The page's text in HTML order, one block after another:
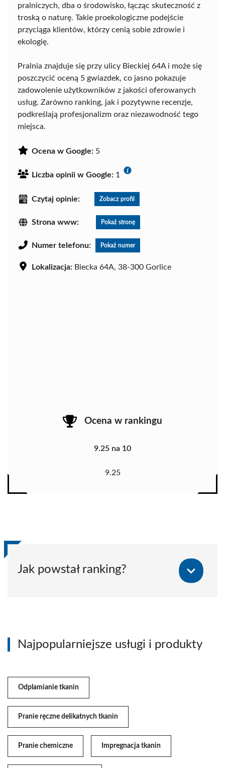
pralniczych, dba o środowisko, łącząc skuteczność z
troską o naturę. Takie proekologiczne podejście
przyciąga klientów, którzy cenią sobie zdrowie i
ekologię.
Pralnia znajduje się przy ulicy Bieckiej 64A i może się
poszczycić oceną 5 gwiazdek, co jasno pokazuje
zadowolenie użytkowników z jakości oferowanych
usług. Zarówno ranking, jak i pozytywne recenzje,
podkreślają profesjonalizm oraz niezawodność tego
miejsca.
Ocena w Google: 5
Liczba opinii w Google: 1
Czytaj opinie: Zobacz profil
Strona www: Pokaż stronę
Numer telefonu: Pokaż numer
Lokalizacja: Biecka 64A, 38-300 Gorlice
Ocena w rankingu
9.25 na 10
9.25
Jak powstał ranking?
Najpopularniejsze usługi i produkty
Odplamianie tkanin
Pranie ręczne delikatnych tkanin
Pranie chemiczne Impregnacja tkanin